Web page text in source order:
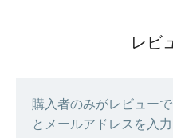
レビ
購入者のみがレビュー
とメールアドレスを入